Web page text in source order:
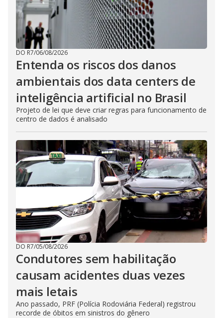
DO R7/06/08/2026
Entenda os riscos dos danos
ambientais dos data centers de
inteligência artificial no Brasil
Projeto de lei que deve criar regras para funcionamento de
centro de dados é analisado
DO R7/05/08/2026
Condutores sem habilitação
causam acidentes duas vezes
mais letais
Ano passado, PRF (Polícia Rodoviária Federal) registrou
recorde de óbitos em sinistros do gênero